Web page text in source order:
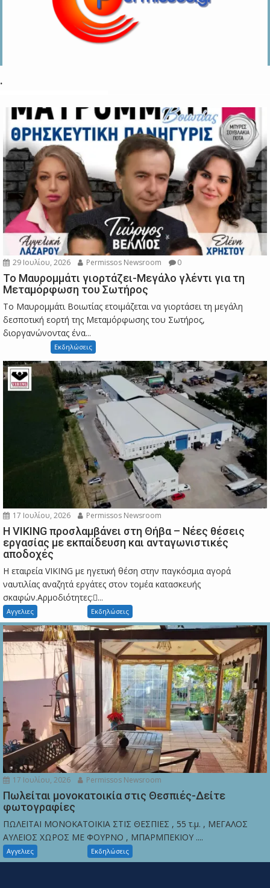
.
29 Ιουλίου, 2026 Permissos Newsroom 0
Το Μαυρομμάτι γιορτάζει-Μεγάλο γλέντι για τη
Μεταμόρφωση του Σωτήρος
Το Μαυρομμάτι Βοιωτίας ετοιμάζεται να γιορτάσει τη μεγάλη
δεσποτική εορτή της Μεταμόρφωσης του Σωτήρος,
διοργανώνοντας ένα...
Εκδηλώσεις
17 Ιουλίου, 2026 Permissos Newsroom
Η VIKING προσλαμβάνει στη Θήβα – Νέες θέσεις
εργασίας με εκπαίδευση και ανταγωνιστικές
αποδοχές
Η εταιρεία VIKING με ηγετική θέση στην παγκόσμια αγορά
ναυτιλίας αναζητά εργάτες στον τομέα κατασκευής
σκαφών.Αρμοδιότητες:...
Αγγελιες Εκδηλώσεις
17 Ιουλίου, 2026 Permissos Newsroom
Πωλείται μονοκατοικία στις Θεσπιές-Δείτε
φωτογραφίες
ΠΩΛΕΙΤΑΙ ΜΟΝΟΚΑΤΟΙΚΙΑ ΣΤΙΣ ΘΕΣΠΙΕΣ , 55 τ.μ. , ΜΕΓΑΛΟΣ
ΑΥΛΕΙΟΣ ΧΩΡΟΣ ΜΕ ΦΟΥΡΝΟ , ΜΠΑΡΜΠΕΚΙΟΥ ....
Αγγελιες Εκδηλώσεις